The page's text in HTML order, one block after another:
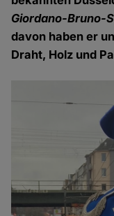
Giordano-Bruno-
davon haben er
Draht, Holz und